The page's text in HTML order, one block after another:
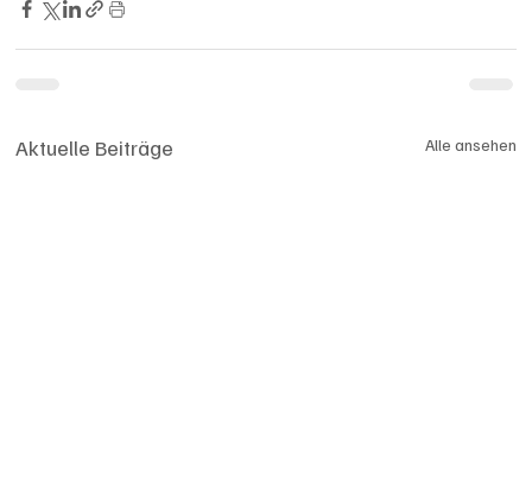
Aktuelle Beiträge Alle ansehen